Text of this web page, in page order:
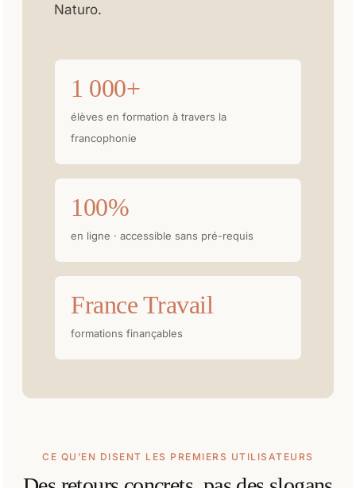
Naturo.
1 000+
élèves en formation à travers la
francophonie
100%
en ligne · accessible sans pré-requis
France Travail
formations finançables
CE QU’EN DISENT LES PREMIERS UTILISATEURS